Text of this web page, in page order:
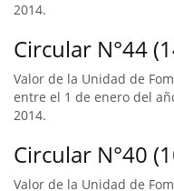
2014.
Circular N°44
Valor de la Unidad de
entre el 1 de enero del
2014.
Circular N°40
Valor de la Unidad de